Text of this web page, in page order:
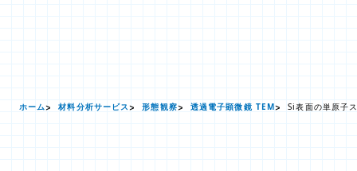
ホーム 材料分析サービス 形態観察 透過電子顕微鏡 TEM Si表面の単原子